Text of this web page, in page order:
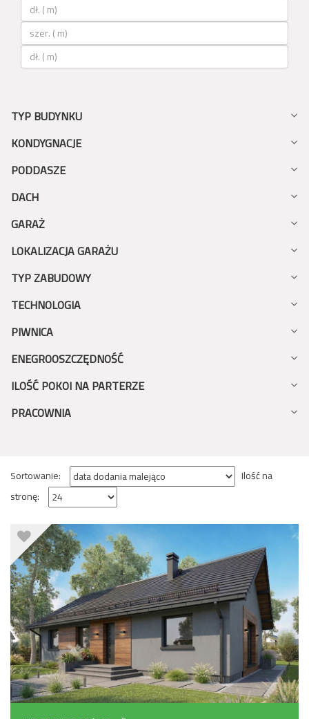
TYP BUDYNKU
KONDYGNACJE
PODDASZE
DACH
GARAŻ
LOKALIZACJA GARAŻU
TYP ZABUDOWY
TECHNOLOGIA
PIWNICA
ENEGROOSZCZĘDNOŚĆ
ILOŚĆ POKOI NA PARTERZE
PRACOWNIA
Sortowanie:
Ilość na
stronę: